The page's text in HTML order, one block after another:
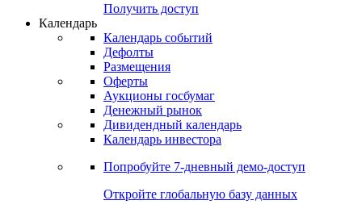
Получить доступ
Календарь
Календарь событий
Дефолты
Размещения
Оферты
Аукционы госбумаг
Денежный рынок
Дивидендный календарь
Календарь инвестора
Попробуйте 7-дневный демо-доступ
Откройте глобальную базу данных